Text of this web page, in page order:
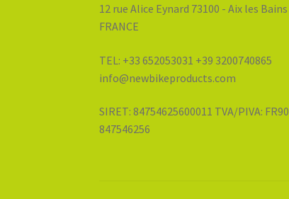
12 rue Alice Eynard 73100 - Aix les Bains
FRANCE
TEL: +33 652053031 +39 3200740865
info@newbikeproducts.com
SIRET: 84754625600011 TVA/PIVA: FR90
847546256